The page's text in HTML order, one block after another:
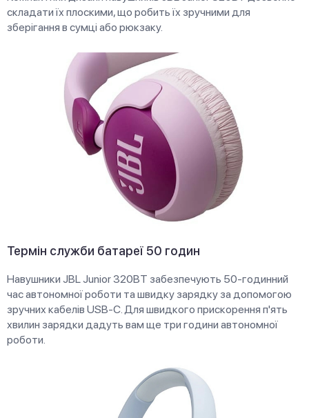
складати їх плоскими, що робить їх зручними для
зберігання в сумці або рюкзаку.
Термін служби батареї 50 годин
Навушники JBL Junior 320BT забезпечують 50-годинний
час автономної роботи та швидку зарядку за допомогою
зручних кабелів USB-C. Для швидкого прискорення п'ять
хвилин зарядки дадуть вам ще три години автономної
роботи.